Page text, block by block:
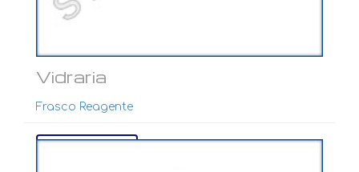
Vidraria
Frasco Reagente
Ver mais...